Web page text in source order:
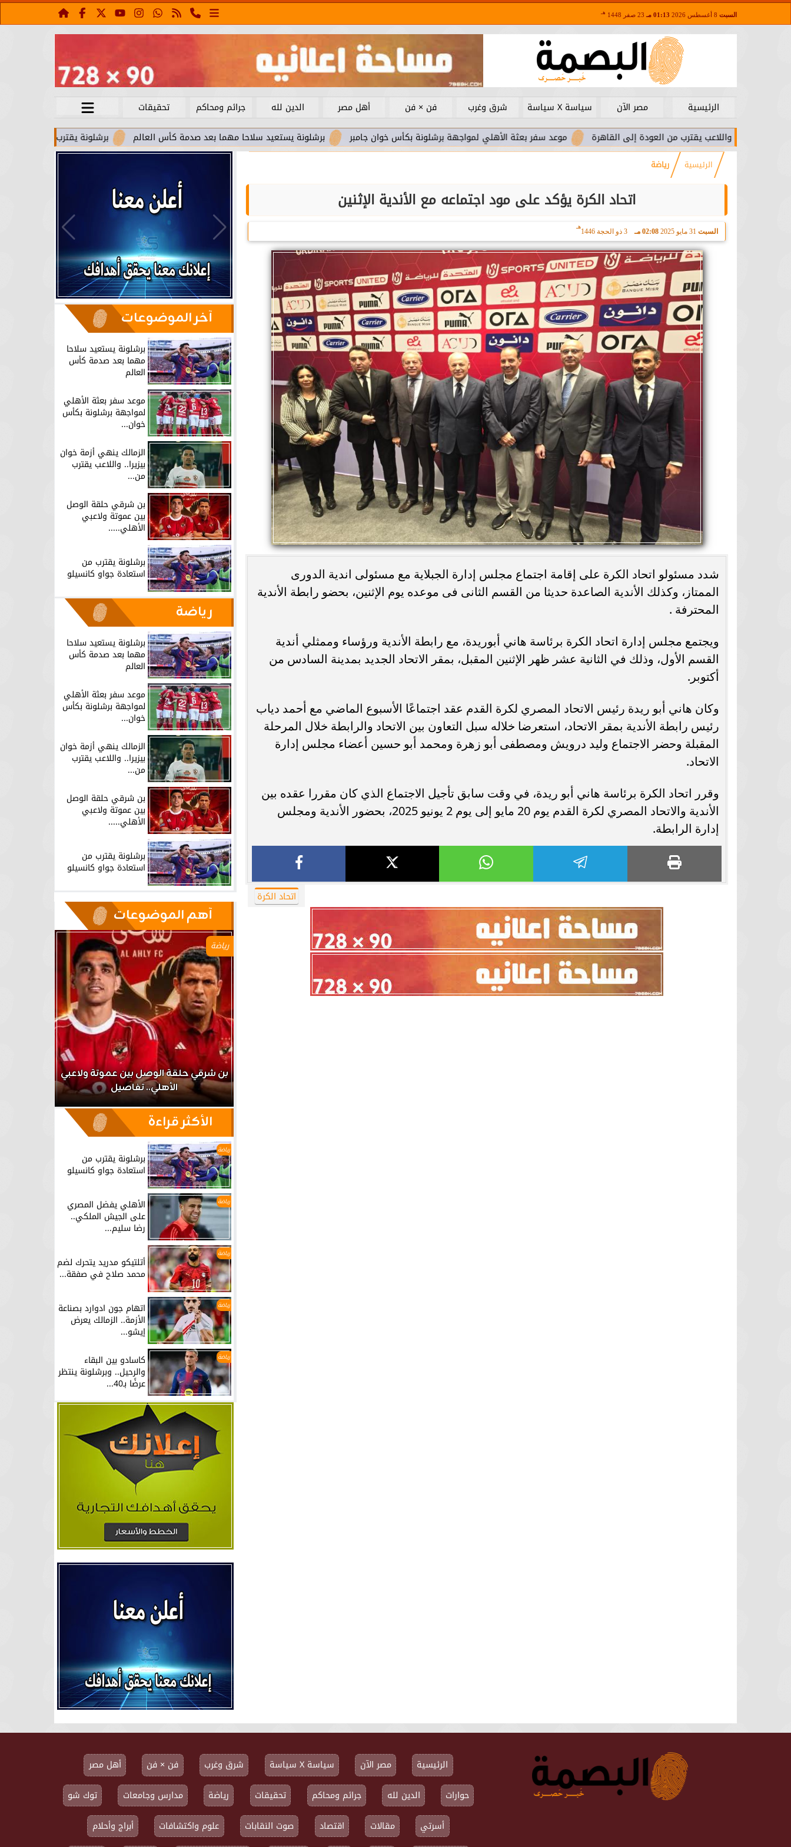
السبت 01:13 مـ 23 صفر 1448 هـ
الرئيسية مصر الآن سياسة X سياسة شرق وغرب فن × فن أهل مصر الدين لله جرائم ومحاكم
تحقيقات
برشلونة يقترب من استعادة جواو كانسيلو
برشلونة يستعيد سلاحا مهما بعد صدمة كأس العالم موعد سفر بعثة الأهلي لمواجهة برشلونة بكأس خوان جامبر واللاعب يقترب من العودة إلى القاهرة
الرئيسية رياضة
اتحاد الكرة يؤكد على مود اجتماعه مع الأندية الإثنين
السبت 31 مايو 2025 02:08 مـ 3 ذو الحجة 1446
هـ
شدد مسئولو اتحاد الكرة على إقامة اجتماع مجلس إدارة الجبلاية مع مسئولى اندية الدورى
الممتاز، وكذلك الأندية الصاعدة حديثا من القسم الثانى فى موعده يوم الإثنين، بحضو رابطة الأندية
المحترفة .
ويجتمع مجلس إدارة اتحاد الكرة برئاسة هاني أبوريدة، مع رابطة الأندية ورؤساء وممثلي أندية
القسم الأول، وذلك في الثانية عشر ظهر الإثنين المقبل، بمقر الاتحاد الجديد بمدينة السادس من
أكتوبر.
وكان هاني أبو ريدة رئيس الاتحاد المصري لكرة القدم عقد اجتماعًا الأسبوع الماضي مع أحمد دياب
رئيس رابطة الأندية بمقر الاتحاد، استعرضا خلاله سبل التعاون بين الاتحاد والرابطة خلال المرحلة
المقبلة وحضر الاجتماع وليد درويش ومصطفى أبو زهرة ومحمد أبو حسين أعضاء مجلس إدارة
الاتحاد.
وقرر اتحاد الكرة برئاسة هاني أبو ريدة، في وقت سابق تأجيل الاجتماع الذي كان مقررا عقده بين
الأندية والاتحاد المصري لكرة القدم يوم 20 مايو إلى يوم 2 يونيو 2025، بحضور الأندية ومجلس
إدارة الرابطة.
اتحاد الكرة
آخر الموضوعات
برشلونة يستعيد سلاحا
مهما بعد صدمة كأس
العالم
موعد سفر بعثة الأهلي
لمواجهة برشلونة بكأس
خوان...
الزمالك ينهي أزمة خوان
بيزيرا.. واللاعب يقترب
من...
بن شرقي حلقة الوصل
بين عموتة ولاعبي
الأهلي.....
برشلونة يقترب من
استعادة جواو كانسيلو
رياضة
برشلونة يستعيد سلاحا
مهما بعد صدمة كأس
العالم
موعد سفر بعثة الأهلي
لمواجهة برشلونة بكأس
خوان...
الزمالك ينهي أزمة خوان
بيزيرا.. واللاعب يقترب
من...
بن شرقي حلقة الوصل
بين عموتة ولاعبي
الأهلي.....
برشلونة يقترب من
استعادة جواو كانسيلو
آهم الموضوعات
رياضة
بن شرقي حلقة الوصل بين عموتة ولاعبي
الأهلي.. تفاصيل
الأكثر قراءة
رياضة
برشلونة يقترب من
استعادة جواو كانسيلو
رياضة الأهلي يفضل المصري
على الجيش الملكي..
رضا سليم...
رياضة
أتلتيكو مدريد يتحرك لضم
محمد صلاح في صفقة...
رياضة اتهام جون ادوارد بصناعة
الأزمة.. الزمالك يعرض
إيشو...
رياضة كاسادو بين البقاء
والرحيل.. وبرشلونة ينتظر
عرضًا بـ40...
الرئيسية مصر الآن سياسة X سياسة شرق وغرب فن × فن
أهل مصر
حوارات
الدين لله جرائم ومحاكم تحقيقات رياضة مدارس وجامعات
توك شو
أسرتي
مقالات اقتصاد صوت النقابات علوم واكتشافات أبراج وأحلام